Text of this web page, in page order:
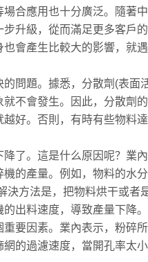
合應用也十分廣泛。隨著
升級，從而滿足更多客戶
會產生比較大的影響，就
問題。據悉，分散劑(表面
不會發生。因此，分散劑
好。否則，有時有些物料
了。這是什么原因呢？業
的產量。例如，物料的水
決方法是，把物料烘干或者
出料速度，導致產量下降
要因素。業內表示，粉碎
的過濾速度，當開孔率太